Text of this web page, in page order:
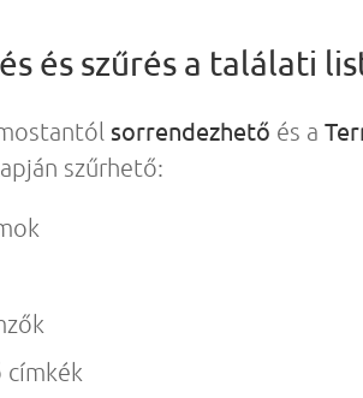
és szűrés a találati
sorrendezhető és a
szűrhető:
címkék